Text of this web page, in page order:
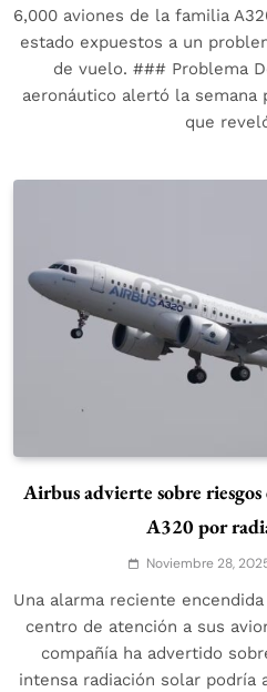
6,000 aviones de la familia
estado expuestos a un
de vuelo. ### Problema
aeronáutico alertó la semana
que
Airbus advierte sobre
A320 por
Noviembre 28,
Una alarma reciente
centro de atención a sus
compañía ha advertido
intensa radiación solar podría